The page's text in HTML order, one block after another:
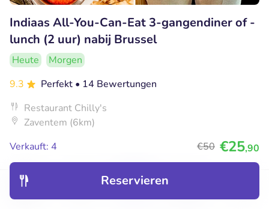
Entdecken
Reservieren
Indiaas All-You-Can-Eat 3-gangendiner of -
lunch (2 uur) nabij Brussel
Heute
Morgen
9.3
Perfekt • 14 Bewertungen
Restaurant Chilly's
Zaventem (6km)
Verkauft: 4
€50 €25,90